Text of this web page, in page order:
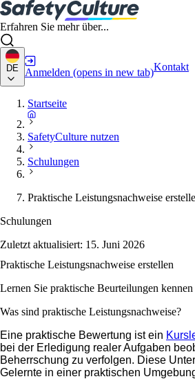
Erfahren Sie mehr über...
DE Anmelden (opens in new tab)Kontakt
Startseite
SafetyCulture nutzen
Schulungen
Praktische Leistungsnachweise
Schulungen
Zuletzt aktualisiert: 15. Juni 2026
Praktische Leistungsnachweise erstellen
Lernen Sie praktische Beurteilungen
Was sind praktische Leistungsnachweise?
Eine praktische Bewertung ist ein
bei der Erledigung realer Aufgaben
Beherrschung zu verfolgen. Diese
Gelernte in einer praktischen